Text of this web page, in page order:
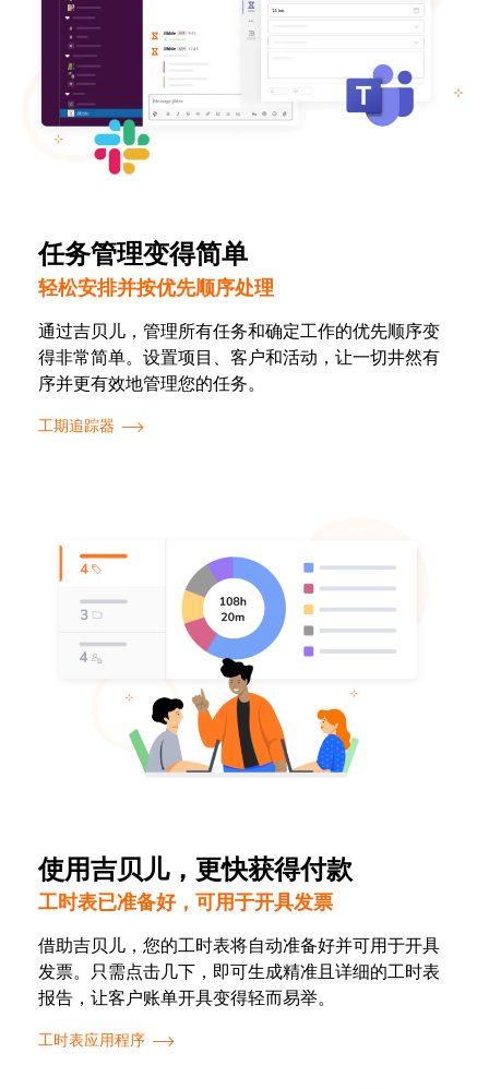
任务管理变得简单
轻松安排并按优先顺序处理
通过吉贝儿，管理所有任务和确定工作的优先顺序变
得非常简单。设置项目、客户和活动，让一切井然有
序并更有效地管理您的任务。
工期追踪器
使用吉贝儿，更快获得付款
工时表已准备好，可用于开具发票
借助吉贝儿，您的工时表将自动准备好并可用于开具
发票。只需点击几下，即可生成精准且详细的工时表
报告，让客户账单开具变得轻而易举。
工时表应用程序